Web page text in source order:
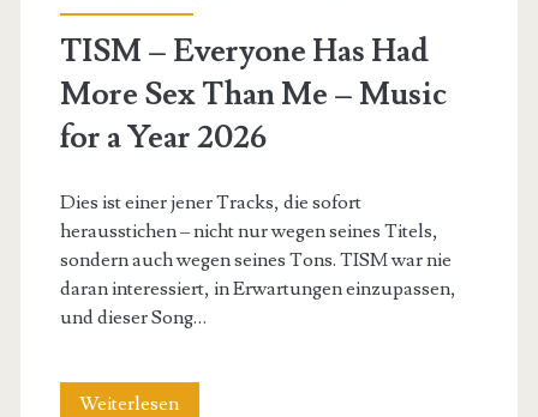
Year
2026
TISM – Everyone Has Had
More Sex Than Me – Music
for a Year 2026
Dies ist einer jener Tracks, die sofort
herausstichen – nicht nur wegen seines Titels,
sondern auch wegen seines Tons. TISM war nie
daran interessiert, in Erwartungen einzupassen,
und dieser Song…
WeiterlesenTISM